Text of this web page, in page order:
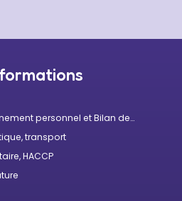
personnel et Bilan de
transport
HACCP